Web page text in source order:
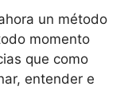
un método
momento
que como
entender e